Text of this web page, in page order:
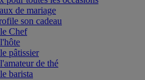
de mariage
son cadeau
Chef
pâtissier
de thé
barista